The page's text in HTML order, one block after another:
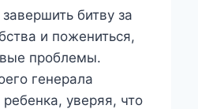
битву за
и пожениться,
проблемы.
генерала
уверяя, что